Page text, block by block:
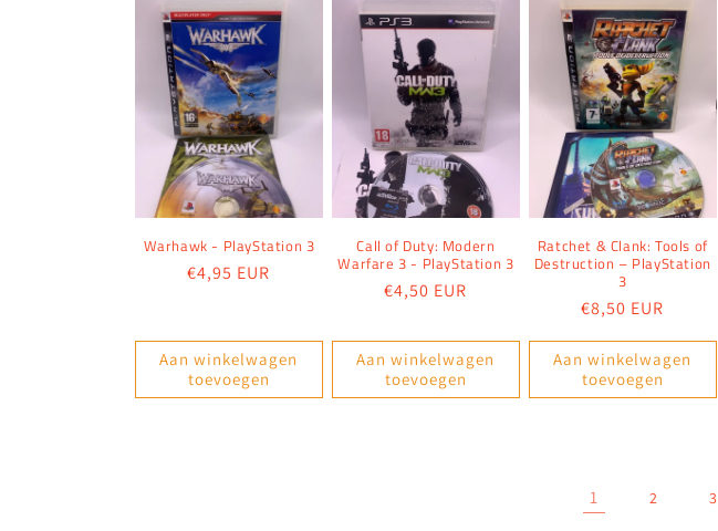
Warhawk - PlayStation 3
Normale
€4,95 EUR
Aan winkelwagen
toevoegen
Call of Duty: Modern
Warfare 3 - PlayStation 3
Normale
€4,50 EUR
Aan winkelwagen
toevoegen
Ratchet & Clank: Tools of
Destruction – PlayStation
3
Normale
prijs
€8,50 EUR
Aan winkelwagen
toevoegen
1 2 3